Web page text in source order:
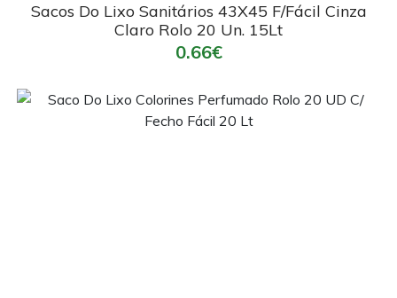
Sacos Do Lixo Sanitários 43X45 F/Fácil Cinza
Claro Rolo 20 Un. 15Lt
0.66€